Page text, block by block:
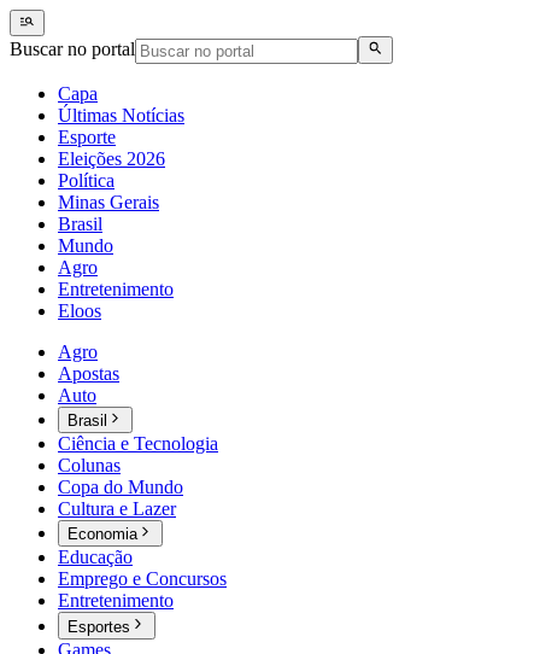
Buscar no portal
Capa
Últimas Notícias
Esporte
Eleições 2026
Política
Minas Gerais
Brasil
Mundo
Agro
Entretenimento
Eloos
Agro
Apostas
Auto
Brasil
Ciência e Tecnologia
Colunas
Copa do Mundo
Cultura e Lazer
Economia
Educação
Emprego e Concursos
Entretenimento
Esportes
Games